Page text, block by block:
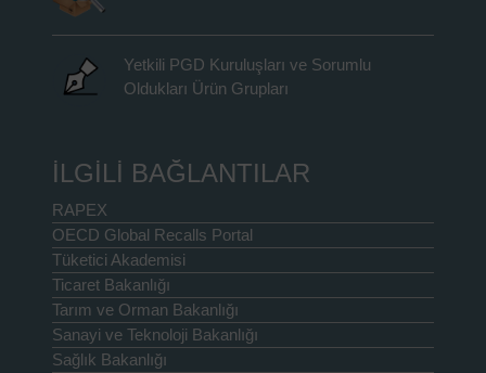
Yetkili PGD Kuruluşları ve Sorumlu
Oldukları Ürün Grupları
İLGİLİ BAĞLANTILAR
RAPEX
OECD Global Recalls Portal
Tüketici Akademisi
Ticaret Bakanlığı
Tarım ve Orman Bakanlığı
Sanayi ve Teknoloji Bakanlığı
Sağlık Bakanlığı